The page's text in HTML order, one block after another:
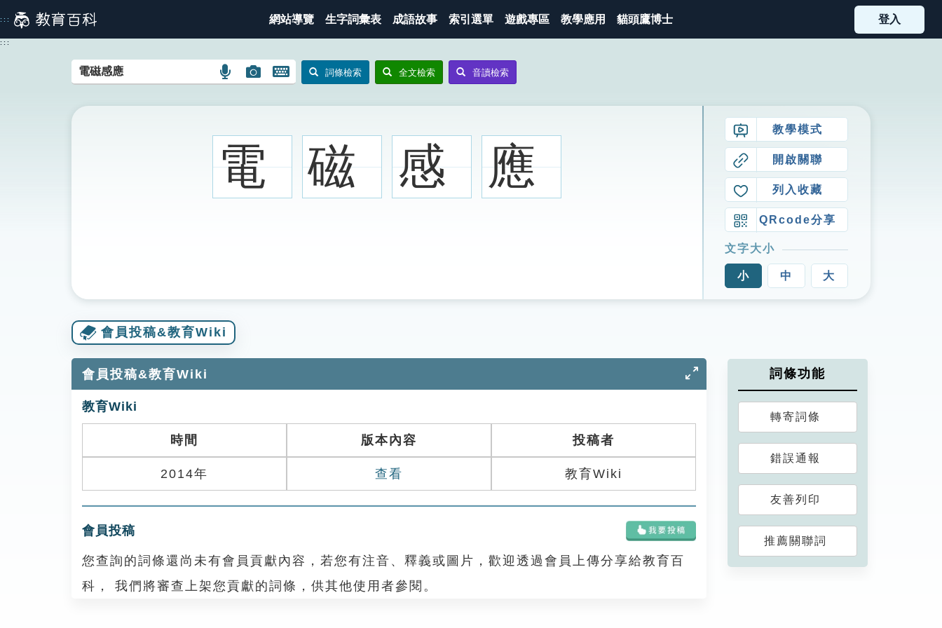
到
主
::: 網站導覽 生字詞彙表 成語故事 索引選單 遊戲專區 教學應用 貓頭鷹博士 登入
:::
語
搜
圖
示
圖
搜
圖
示
開
鍵
圖
詞條檢索 全文檢索 音讀檢索
電 磁 感 應
教學模式
開啟關聯
列入收藏
QRcode分享
文字大小
小 中 大
會員投稿&教育Wiki
會員投稿&教育Wiki
教育Wiki
時間 版本內容 投稿者
2014年 查看 教育Wiki
會員投稿
您查詢的詞條還尚未有會員貢獻內容，若您有注音、釋義或圖片，歡迎透過會員上傳分享給教育百
科， 我們將審查上架您貢獻的詞條，供其他使用者參閱。
詞條功能
轉寄詞條
錯誤通報
友善列印
推薦關聯詞